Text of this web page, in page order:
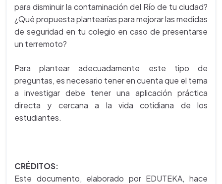
para disminuir la contaminación del Río de tu ciudad?
¿Qué propuesta plantearías para mejorar las medidas
de seguridad en tu colegio en caso de presentarse
un terremoto?
Para plantear adecuadamente este tipo de
preguntas, es necesario tener en cuenta que el tema
a investigar debe tener una aplicación práctica
directa y cercana a la vida cotidiana de los
estudiantes.
CRÉDITOS:
Este documento, elaborado por EDUTEKA, hace